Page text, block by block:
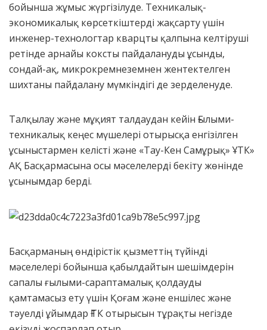
бойынша жұмыс жүргізілуде. Техникалық-
экономикалық көрсеткіштерді жақсарту үшін
инженер-технологтар кварцты қалпына келтіруші
ретінде арнайы коксты пайдалануды ұсынды,
сондай-ақ, микрокремнеземнен жентектелген
шихтаны пайдалану мүмкіндігі де зерделенуде.
Талқылау және мұқият талдаудан кейін Ғылыми-
техникалық кеңес мүшелері отырысқа енгізілген
ұсыныстармен келісті және «Тау-Кен Самұрық» ҰТК»
АҚ Басқармасына осы мәселелерді бекіту жөнінде
ұсынымдар берді.
Басқарманың өндірістік қызметтің түйінді
мәселелері бойынша қабылдайтын шешімдерін
сапалы ғылыми-сараптамалық қолдауды
қамтамасыз ету үшін Қоғам және еншілес және
тәуелді ұйымдар ҒТК отырысын тұрақты негізде